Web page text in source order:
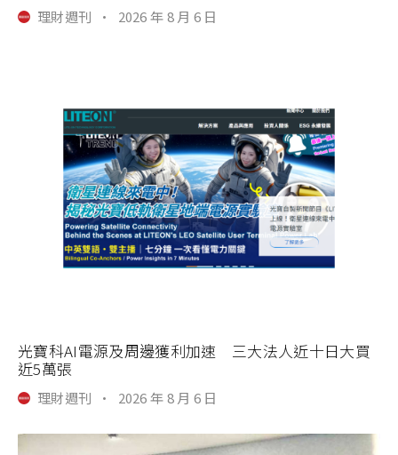
理財週刊 · 2026 年 8 月 6 日
光寶科AI電源及周邊獲利加速 三大法人近十日大買
近5萬張
理財週刊 · 2026 年 8 月 6 日